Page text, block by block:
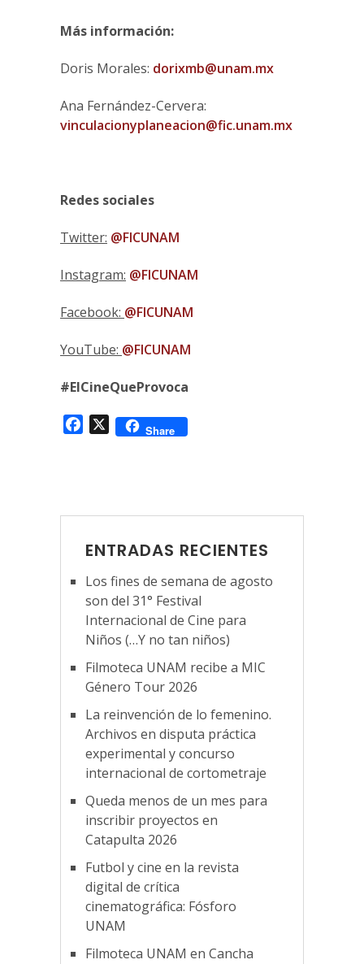
Más información:
Doris Morales: dorixmb@unam.mx
Ana Fernández-Cervera:
vinculacionyplaneacion@fic.unam.mx
Redes sociales
Twitter: @FICUNAM
Instagram: @FICUNAM
Facebook: @FICUNAM
YouTube: @FICUNAM
#ElCineQueProvoca
Facebook
X Share
ENTRADAS RECIENTES
Los fines de semana de agosto
son del 31° Festival
Internacional de Cine para
Niños (…Y no tan niños)
Filmoteca UNAM recibe a MIC
Género Tour 2026
La reinvención de lo femenino.
Archivos en disputa práctica
experimental y concurso
internacional de cortometraje
Queda menos de un mes para
inscribir proyectos en
Catapulta 2026
Futbol y cine en la revista
digital de crítica
cinematográfica: Fósforo
UNAM
Filmoteca UNAM en Cancha